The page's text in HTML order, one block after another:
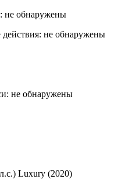
не обнаружены
не обнаружены
не обнаружены
Luxury (2020)